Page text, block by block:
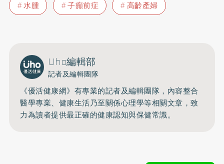
水腫 子癲前症 高齡產婦
Uho編輯部
記者及編輯團隊
《優活健康網》有專業的記者及編輯團隊，內容整合
醫學專業、健康生活乃至關係心理學等相關文章，致
力為讀者提供最正確的健康認知與保健常識。